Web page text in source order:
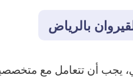
بالرياض
يجب أن تتعامل مع